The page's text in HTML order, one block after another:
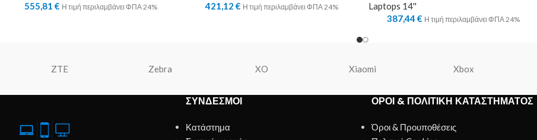
555,81 € Η τιμή περιλαμβάνει ΦΠΑ 24%
421,12€ Η τιμή περιλαμβάνει ΦΠΑ 24%
Laptops 14''
387,44 € Η τιμή περιλαμβάνει ΦΠΑ 24%
ZTE Zebra XO Xiaomi Xbox
ΣΎΝΔΕΣΜΟΙ
Κατάστημα
ΌΡΟΙ & ΠΟΛΙΤΙΚΉ ΚΑΤΑΣΤΉΜΑΤΟΣ
Όροι & Προυποθέσεις